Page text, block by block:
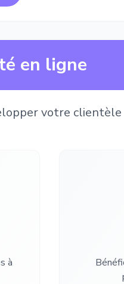
en ligne
votre clientèle
à